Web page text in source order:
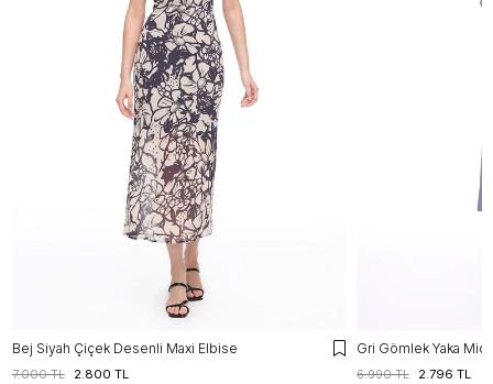
Bej Siyah Çiçek Desenli Maxi Elbise
2.800 TL
7.000 TL
Gri Gömlek Yaka
2.796 TL
6.990 TL